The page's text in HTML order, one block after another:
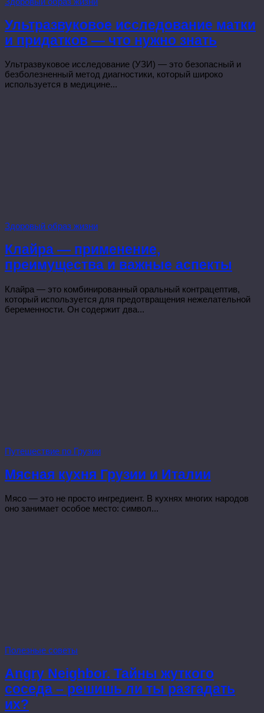
Ультразвуковое исследование матки
и придатков — что нужно знать
Ультразвуковое исследование (УЗИ) — это безопасный и
безболезненный метод диагностики, который широко
используется в медицине...
Здоровый образ жизни
Клайра — применение,
преимущества и важные аспекты
Клайра — это комбинированный оральный контрацептив,
который используется для предотвращения нежелательной
беременности. Он содержит два...
Путешествие по Грузии
Мясная кухня Грузии и Италии
Мясо — это не просто ингредиент. В кухнях многих народов
оно занимает особое место: символ...
Полезные советы
Angry Neighbor. Тайны жуткого
соседа – решишь ли ты разгадать
их?